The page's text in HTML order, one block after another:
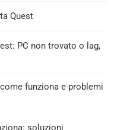
Quest
PC non trovato o lag,
funziona e problemi
soluzioni